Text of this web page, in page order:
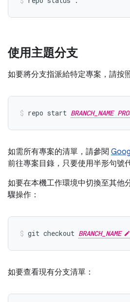
使用主題分支
如要將分支指派給特定專案，請按
repo start BRANCH_NAME
如需所有專案的清單，請參閱
前往專案目錄，只要使用半形句號
如要在本機工作環境中切換至其他
驟操作：
git checkout BRANCH_NAME
如要查看現有分支清單：